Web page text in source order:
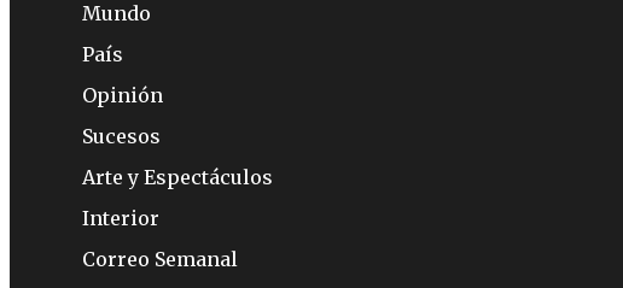
Mundo
País
Opinión
Sucesos
Arte y Espectáculos
Interior
Correo Semanal